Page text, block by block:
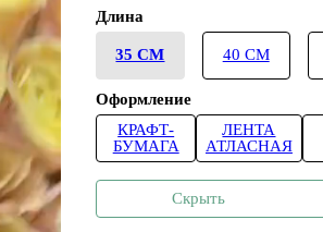
Длина
35 СМ 40 СМ
Оформление
КРАФТ-
БУМАГА
ЛЕНТА
АТЛАСНАЯ
Скрыть